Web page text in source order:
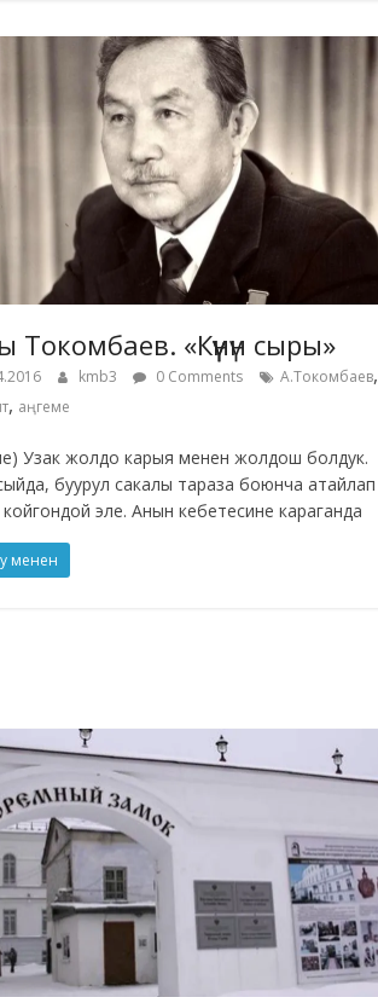
Токомбаев. «Күүнүн сыры»
kmb3 0 Comments А.Токомбаев,
, аңгеме
Узак жолдо карыя менен жолдош болдук.
буурул сакалы тараза боюнча атайлап
эле. Анын кебетесине караганда
менен